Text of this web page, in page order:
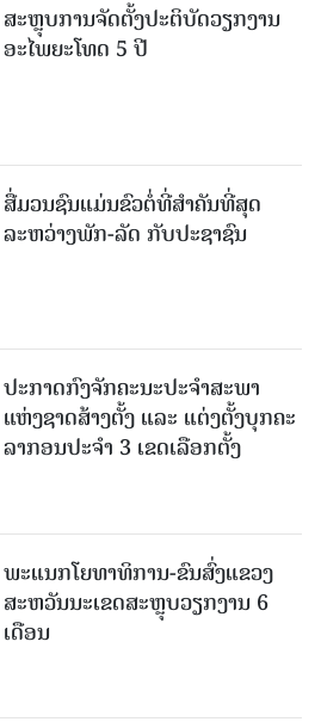
ສະຫຼຸບການຈັດຕັ້ງປະຕິບັດວຽກງານ
ອະໄພຍະໂທດ 5 ປີ
ສື່ມວນຊົນແມ່ນຂົວຕໍ່ທີ່ສໍາຄັນທີ່ສຸດ
ລະຫວ່າງພັກ-ລັດ ກັບປະຊາຊົນ
ປະກາດກົງຈັກຄະນະປະຈໍາສະພາ
ແຫ່ງຊາດສ້າງຕັ້ງ ແລະ ແຕ່ງຕັ້ງບຸກຄະ
ລາກອນປະຈໍາ 3 ເຂດເລືອກຕັ້ງ
ພະແນກໂຍທາທິການ-ຂົນສົ່ງແຂວງ
ສະຫວັນນະເຂດສະຫຼຸບວຽກງານ 6
ເດືອນ